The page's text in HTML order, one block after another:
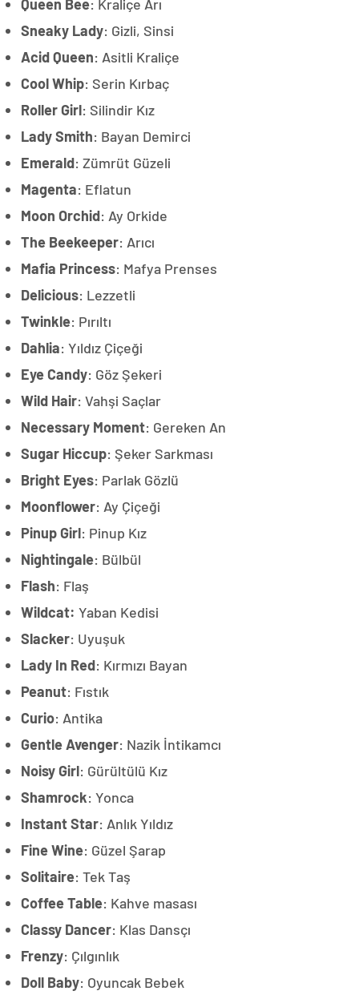
Queen Bee: Kraliçe Arı
Sneaky Lady: Gizli, Sinsi
Acid Queen: Asitli Kraliçe
Cool Whip: Serin Kırbaç
Roller Girl: Silindir Kız
Lady Smith: Bayan Demirci
Emerald: Zümrüt Güzeli
Magenta: Eflatun
Moon Orchid: Ay Orkide
The Beekeeper: Arıcı
Mafia Princess: Mafya Prenses
Delicious: Lezzetli
Twinkle: Pırıltı
Dahlia: Yıldız Çiçeği
Eye Candy: Göz Şekeri
Wild Hair: Vahşi Saçlar
Necessary Moment: Gereken An
Sugar Hiccup: Şeker Sarkması
Bright Eyes: Parlak Gözlü
Moonflower: Ay Çiçeği
Pinup Girl: Pinup Kız
Nightingale: Bülbül
Flash: Flaş
Wildcat: Yaban Kedisi
Slacker: Uyuşuk
Lady In Red: Kırmızı Bayan
Peanut: Fıstık
Curio: Antika
Gentle Avenger: Nazik İntikamcı
Noisy Girl: Gürültülü Kız
Shamrock: Yonca
Instant Star: Anlık Yıldız
Fine Wine: Güzel Şarap
Solitaire: Tek Taş
Coffee Table: Kahve masası
Classy Dancer: Klas Dansçı
Frenzy: Çılgınlık
Doll Baby: Oyuncak Bebek